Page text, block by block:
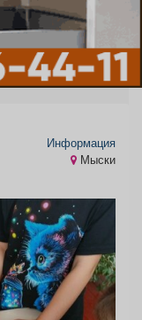
Информация
Мыски